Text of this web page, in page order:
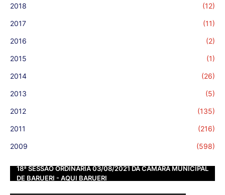
2018 (12)
2017 (11)
2016 (2)
2015 (1)
2014 (26)
2013 (5)
2012 (135)
2011 (216)
2009 (598)
18ª SESSÃO ORDINÁRIA 03/08/2021 DA CÂMARA MUNICIPAL
DE BARUERI - AQUI BARUERI